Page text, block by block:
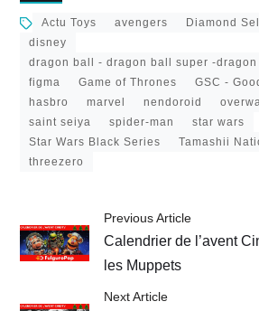
Actu Toys avengers
Diamond
disney
dragon ball - dragon ball super -dragon
figma
Game of Thrones
GSC -
hasbro
marvel nendoroid
saint seiya
spider-man
star wars
Star Wars Black Series
Tamashii
threezero
Previous Article
Calendrier de l’avent
les Muppets
Next Article